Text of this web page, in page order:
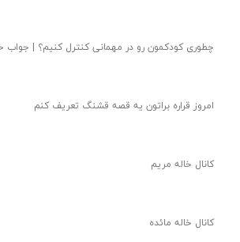
چطوری کودکمون رو در مهمانی کنترل کنیم؟ | جواب
امروز قراره براتون یه قصه قشنگ تعریف کنم
کانال خاله مریم
کانال خاله مائده